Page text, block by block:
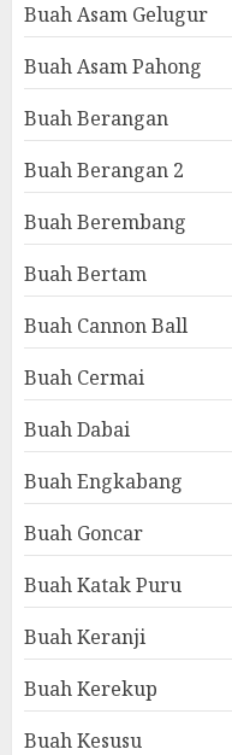
Buah Asam Gelugur
Buah Asam Pahong
Buah Berangan
Buah Berangan 2
Buah Berembang
Buah Bertam
Buah Cannon Ball
Buah Cermai
Buah Dabai
Buah Engkabang
Buah Goncar
Buah Katak Puru
Buah Keranji
Buah Kerekup
Buah Kesusu